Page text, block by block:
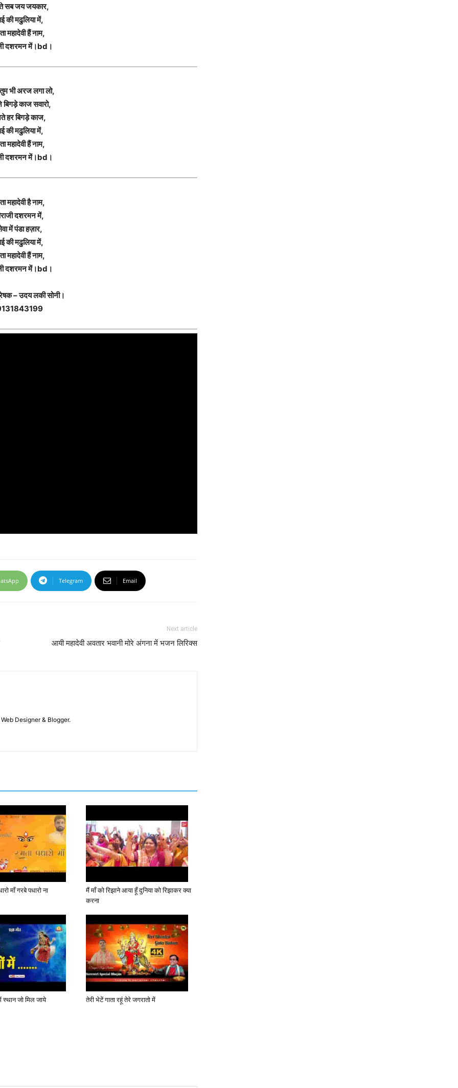
सब जय जयकार,
की मढुलिया में,
महादेवी हैं नाम,
दशरमन में।bd।
भी अरज लगा लो,
काज सवारो,
हर बिगड़े काज,
की मढुलिया में,
महादेवी हैं नाम,
दशरमन में।bd।
महादेवी है नाम,
दशरमन में,
में पंडा हज़ार,
की मढुलिया में,
महादेवी हैं नाम,
दशरमन में।bd।
– उदय लकी सोनी।
Telegram Email
Next article
आयी महादेवी अवतार भवानी मोरे अंगना में भजन लिरिक्स
Designer & Blogger.
माँ गरबे पधारो ना
मैं माँ को रिझाने आया हूँ दुनिया को रिझाकर क्या
करना
स्थान जो मिल जाये तेरी भेटें गाता रहूं तेरे जगरातो में